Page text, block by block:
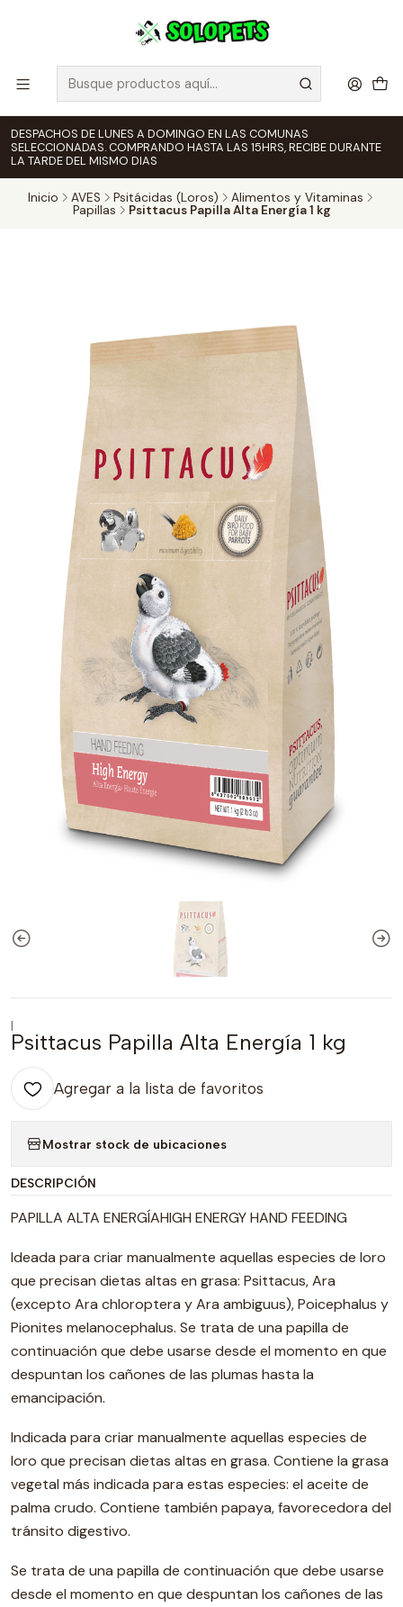
DESPACHOS DE LUNES A DOMINGO EN LAS COMUNAS
SELECCIONADAS. COMPRANDO HASTA LAS 15HRS, RECIBE DURANTE
LA TARDE DEL MISMO DIAS
Inicio AVES Psitácidas (Loros)
Alimentos y Vitaminas
Papillas
Psittacus Papilla Alta Energía 1 kg
|
Psittacus Papilla Alta Energía 1 kg
Agregar a la lista de favoritos
Mostrar stock de ubicaciones
DESCRIPCIÓN
PAPILLA ALTA ENERGÍAHIGH ENERGY HAND FEEDING
Ideada para criar manualmente aquellas especies de loro
que precisan dietas altas en grasa: Psittacus, Ara
(excepto Ara chloroptera y Ara ambiguus), Poicephalus y
Pionites melanocephalus. Se trata de una papilla de
continuación que debe usarse desde el momento en que
despuntan los cañones de las plumas hasta la
emancipación.
Indicada para criar manualmente aquellas especies de
loro que precisan dietas altas en grasa. Contiene la grasa
vegetal más indicada para estas especies: el aceite de
palma crudo. Contiene también papaya, favorecedora del
tránsito digestivo.
Se trata de una papilla de continuación que debe usarse
desde el momento en que despuntan los cañones de las